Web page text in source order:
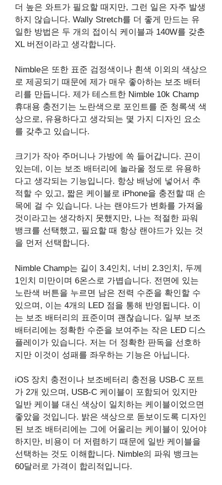
더 높은 와트가 필요할 때지만, 그런 일은 자주 발생
하지 않습니다. Wally Stretch를 더 좋게 만드는 유
일한 방법은 두 개의 접이식 케이블과 140W를 갖춘
XL 버전이라고 생각합니다.
Nimble은 또한 표준 검정색이나 흰색 이외의 색상으
로 제공되기 때문에 제가 매우 좋아하는 보조 배터
리를 만듭니다. 제가 테스트한 Nimble 10k Champ
휴대용 충전기는 노란색으로 포인트를 준 청록색 색
상으로, 유용하다고 생각되는 몇 가지 디자인 요소
를 갖추고 있습니다.
크기가 작아 주머니나 가방에 쏙 들어갑니다. 끈이
있는데, 이는 보조 배터리에 놀라울 정도로 유용하
다고 생각되는 기능입니다. 항상 배낭에 넣어서 추
적할 수 있고, 짧은 케이블로 iPhone을 충전할 때 손
목에 걸 수 있습니다. 나는 랜야드가 변화를 가져올
것이라고는 생각하지 못했지만, 나는 적절한 파워
뱅크를 선택했고, 필요할 때 항상 랜야드가 있는 것
을 먼저 선택합니다.
Nimble Champ는 길이 3.4인치, 너비 2.3인치, 두께
1인치 미만이며 6온스로 가볍습니다. 전면에 있는
노란색 버튼을 누르면 남은 전력 수준을 확인할 수
있으며, 이는 4개의 LED 점을 통해 반영됩니다. 이
는 보조 배터리의 표준이며 괜찮습니다. 일부 보조
배터리에는 정확한 수준을 보여주는 작은 LED 디스
플레이가 있습니다. 저는 더 정확한 판독을 선호하
지만 이것이 성패를 좌우하는 기능은 아닙니다.
iOS 장치 충전이나 보조베터리 충전용 USB-C 포트
가 2개 있으며, USB-C 케이블이 포함되어 있지만
일반 케이블 대신 색상이 일치하는 케이블이었으면
좋았을 것입니다. 밝은 색상으로 돋보이도록 디자인
된 보조 배터리에는 그에 어울리는 케이블이 있어야
하지만, 비용이 더 저렴하기 때문에 일반 케이블을
선택하는 것도 이해합니다. Nimble의 파워 뱅크는
60달러로 가격이 합리적입니다.